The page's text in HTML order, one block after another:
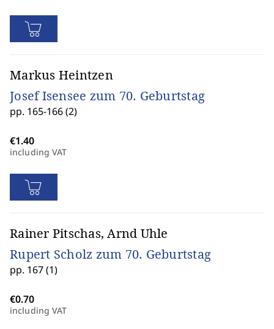
Markus Heintzen
Josef Isensee zum 70. Geburtstag
pp. 165-166 (2)
including VAT
Rainer Pitschas, Arnd Uhle
Rupert Scholz zum 70. Geburtstag
pp. 167 (1)
including VAT